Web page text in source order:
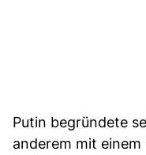
Putin begründete
anderem mit